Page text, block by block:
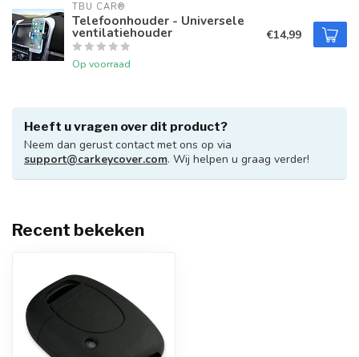
TBU CAR®
Telefoonhouder - Universele
ventilatiehouder
Op voorraad
€14,99
Heeft u vragen over dit product?
Neem dan gerust contact met ons op via
support@carkeycover.com. Wij helpen u graag verder!
Recent bekeken